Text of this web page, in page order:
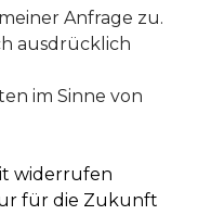
Anfrage zu.
ausdrücklich
im Sinne von
widerrufen
für die Zukunft